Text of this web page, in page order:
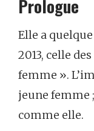
Prologue
Elle a quelque
2013, celle
femme ».
jeune femme
comme elle.